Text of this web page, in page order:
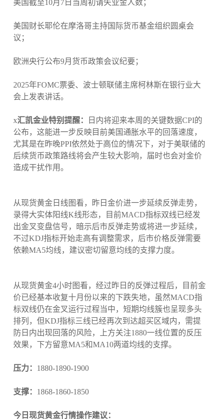
美国截至10月7日当周初请失业金人数；
美国财长耶伦在摩洛哥主持国际货币基金组织圆桌会
议；
欧洲央行公布9月货币政策会议纪要；
2025年FOMC票委、波士顿联储主席柯林斯在银行业大
会上发表讲话。
x汇凯金业特别提醒：
日内将迎来本周的关键数据CPI的
公布，这能进一步反映目前美国通胀水平的回落速度，
尤其是在昨晚PPI依然处于高位的情况下，对于美联储的
后续货币政策路线将会产生较大影响，届时也会对金价
造成干扰作用。
从现货黄金日线图看，昨日金价进一步延续反弹走势，
录得大实体阳线K线形态，目前MACD指标双线已经发
出金叉变盘信号，暗示后市反弹走势或将进一步延续，
不过KDJ指标开始走高有调整需求，后市价格反弹需要
依赖MA5均线，建议密切留意均线的支撑力度。
从现货黄金4小时图看，经过昨日的反弹过程后，目前金
价已经基本收复十月份以来的下跌失地，虽然MACD指
标双线仍在金叉运行过程当中，短期均线簇也呈现多头
排列，但KDJ指标三线已经再次到达超买区域内，需提
防日内出现回落的风险，上方关注1880一线位置的反压
效果，下方留意MA5和MA10两道均线的支撑。
压力： 1880-1890-1900
支撑： 1868-1860-1850
今日现货黄金行情操作建议：